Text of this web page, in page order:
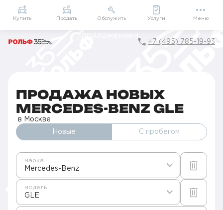
Приложение
Мой РОЛЬФ
Подарки внутри
+7 (495) 785-19-93
ПРОДАЖА НОВЫХ
MERCEDES-BENZ GLE
в Москве
Новые С пробегом
Mercedes-Benz
марка
GLE
модель
Купить Продать Обслужить Услуги Меню